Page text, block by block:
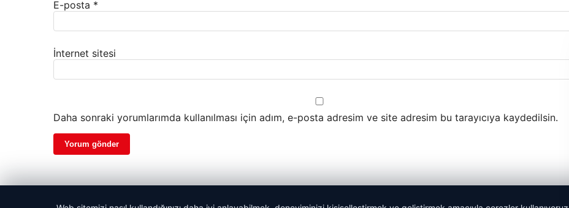
E-posta *
İnternet sitesi
Daha sonraki yorumlarımda kullanılması için adım, e-posta adresim ve site adresim bu tarayıcıya kaydedilsin.